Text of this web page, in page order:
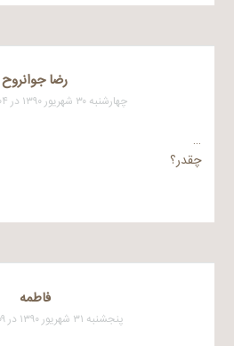
رضا جوانروح
چهارشنبه ۳۰ شهریور ۱۳۹۰ در ۱۱:۰۴ بعد از ظهر
…
چقدر؟
فاطمه
پنجشنبه ۳۱ شهریور ۱۳۹۰ در ۰:۰۹ قبل از ظهر